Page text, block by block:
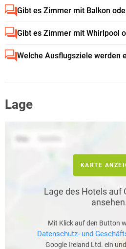
Gibt es Zimmer mit Balkon
Gibt es Zimmer mit Whirlpool
Welche Ausflugsziele werden
Lage
KARTE
Lage des Hotels auf
ansehen.
Mit Klick auf den Button
Datenschutz- und
Google Ireland Ltd. ein